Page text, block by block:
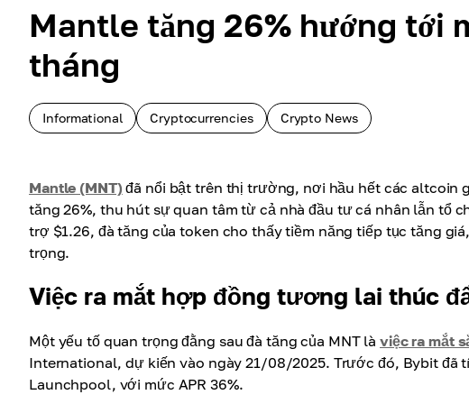
Mantle tăng 26% hướng tới
tháng
Informational Cryptocurrencies Crypto News
Mantle (MNT) đã nổi bật trên thị trường, nơi hầu hết các altcoin
tăng 26%, thu hút sự quan tâm từ cả nhà đầu tư cá nhân lẫn tổ
trợ $1.26, đà tăng của token cho thấy tiềm năng tiếp tục tăng
trọng.
Việc ra mắt hợp đồng tương lai thúc
Một yếu tố quan trọng đằng sau đà tăng của MNT là việc ra mắt
International, dự kiến vào ngày 21/08/2025. Trước đó, Bybit đã
Launchpool, với mức APR 36%.